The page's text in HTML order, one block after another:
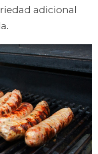
adicional